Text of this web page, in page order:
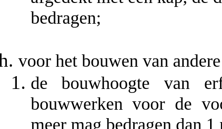
bedragen;
voor het bouwen van
de bouwhoogte van
bouwwerken voor de
meer mag bedragen dan 1